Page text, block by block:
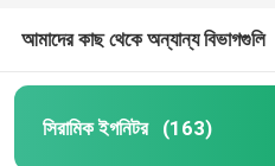
আমাদের কাছ থেকে অন্যান্য বিভাগগুলি
সিরামিক ইগনিটর (163)